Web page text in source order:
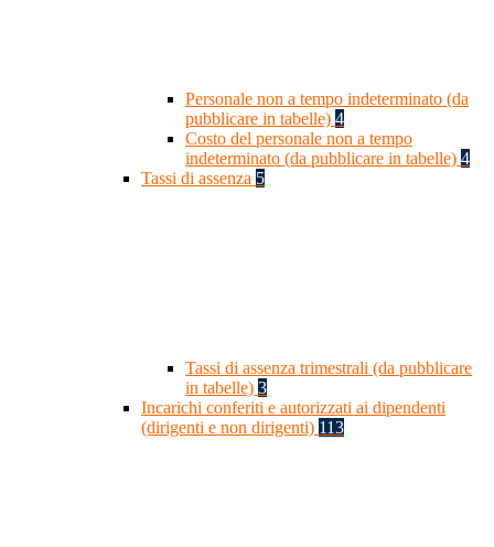
Personale non a tempo indeterminato (da
pubblicare in tabelle) 4
Costo del personale non a tempo
indeterminato (da pubblicare in tabelle) 4
Tassi di assenza 5
Tassi di assenza trimestrali (da pubblicare
in tabelle) 3
Incarichi conferiti e autorizzati ai dipendenti
(dirigenti e non dirigenti) 113